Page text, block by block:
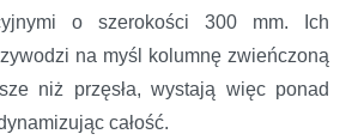
o szerokości 300 mm. Ich
na myśl kolumnę zwieńczoną
niż przęsła, wystają więc ponad
całość.